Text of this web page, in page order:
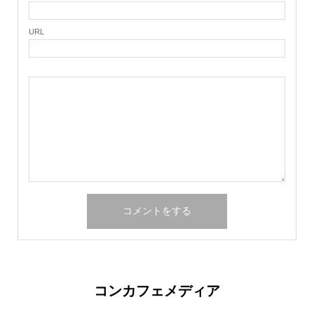
URL
コンカフェメディア